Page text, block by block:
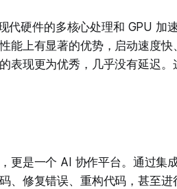
代硬件的多核心处理和 GPU 加
能上有显著的优势，启动速度
表现更为优秀，几乎没有延迟
更是一个 AI 协作平台。通过集
、修复错误、重构代码，甚至